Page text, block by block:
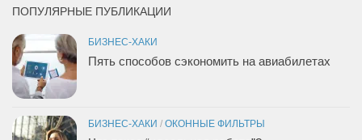
ПОПУЛЯРНЫЕ ПУБЛИКАЦИИ
БИЗНЕС-ХАКИ
Пять способов сэкономить на авиабилетах
БИЗНЕС-ХАКИ / ОКОННЫЕ ФИЛЬТРЫ